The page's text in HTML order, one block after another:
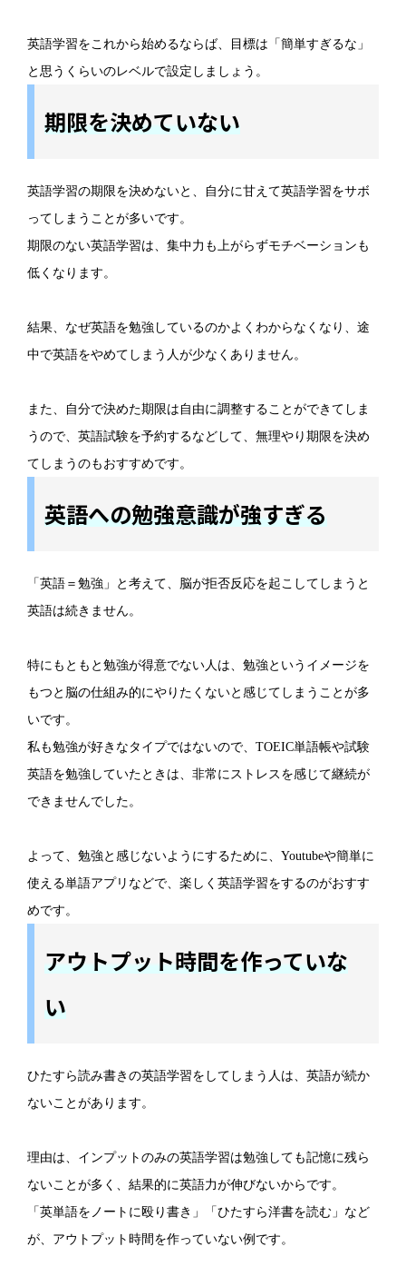
英語学習をこれから始めるならば、目標は「簡単すぎるな」
と思うくらいのレベルで設定しましょう。
期限を決めていない
英語学習の期限を決めないと、自分に甘えて英語学習をサボ
ってしまうことが多いです。
期限のない英語学習は、集中力も上がらずモチベーションも
低くなります。
結果、なぜ英語を勉強しているのかよくわからなくなり、途
中で英語をやめてしまう人が少なくありません。
また、自分で決めた期限は自由に調整することができてしま
うので、英語試験を予約するなどして、無理やり期限を決め
てしまうのもおすすめです。
英語への勉強意識が強すぎる
「英語＝勉強」と考えて、脳が拒否反応を起こしてしまうと
英語は続きません。
特にもともと勉強が得意でない人は、勉強というイメージを
もつと脳の仕組み的にやりたくないと感じてしまうことが多
いです。
私も勉強が好きなタイプではないので、TOEIC単語帳や試験
英語を勉強していたときは、非常にストレスを感じて継続が
できませんでした。
よって、勉強と感じないようにするために、Youtubeや簡単に
使える単語アプリなどで、楽しく英語学習をするのがおすす
めです。
アウトプット時間を作っていな
い
ひたすら読み書きの英語学習をしてしまう人は、英語が続か
ないことがあります。
理由は、インプットのみの英語学習は勉強しても記憶に残ら
ないことが多く、結果的に英語力が伸びないからです。
「英単語をノートに殴り書き」「ひたすら洋書を読む」など
が、アウトプット時間を作っていない例です。